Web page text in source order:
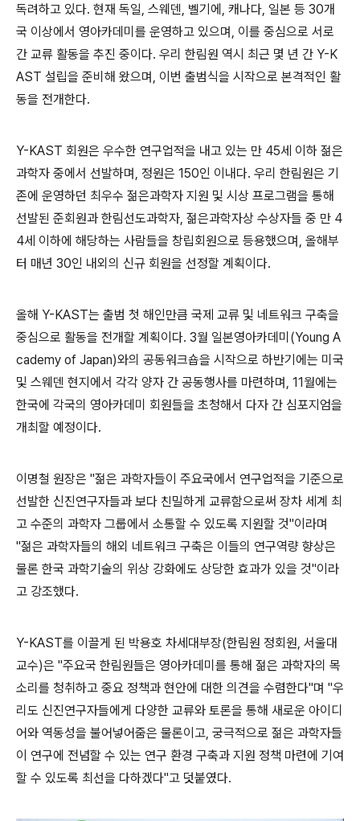
독려하고 있다. 현재 독일, 스웨덴, 벨기에, 캐나다, 일본 등 30개
국 이상에서 영아카데미를 운영하고 있으며, 이를 중심으로 서로
간 교류 활동을 추진 중이다. 우리 한림원 역시 최근 몇 년 간 Y-K
AST 설립을 준비해 왔으며, 이번 출범식을 시작으로 본격적인 활
동을 전개한다.
Y-KAST 회원은 우수한 연구업적을 내고 있는 만 45세 이하 젊은
과학자 중에서 선발하며, 정원은 150인 이내다. 우리 한림원은 기
존에 운영하던 최우수 젊은과학자 지원 및 시상 프로그램을 통해
선발된 준회원과 한림선도과학자, 젊은과학자상 수상자들 중 만 4
4세 이하에 해당하는 사람들을 창립회원으로 등용했으며, 올해부
터 매년 30인 내외의 신규 회원을 선정할 계획이다.
올해 Y-KAST는 출범 첫 해인만큼 국제 교류 및 네트워크 구축을
중심으로 활동을 전개할 계획이다. 3월 일본영아카데미(Young A
cademy of Japan)와의 공동워크숍을 시작으로 하반기에는 미국
및 스웨덴 현지에서 각각 양자 간 공동행사를 마련하며, 11월에는
한국에 각국의 영아카데미 회원들을 초청해서 다자 간 심포지엄을
개최할 예정이다.
이명철 원장은 "젊은 과학자들이 주요국에서 연구업적을 기준으로
선발한 신진연구자들과 보다 친밀하게 교류함으로써 장차 세계 최
고 수준의 과학자 그룹에서 소통할 수 있도록 지원할 것"이라며
"젊은 과학자들의 해외 네트워크 구축은 이들의 연구역량 향상은
물론 한국 과학기술의 위상 강화에도 상당한 효과가 있을 것"이라
고 강조했다.
Y-KAST를 이끌게 된 박용호 차세대부장(한림원 정회원, 서울대
교수)은 "주요국 한림원들은 영아카데미를 통해 젊은 과학자의 목
소리를 청취하고 중요 정책과 현안에 대한 의견을 수렴한다"며 "우
리도 신진연구자들에게 다양한 교류와 토론을 통해 새로운 아이디
어와 역동성을 불어넣어줌은 물론이고, 궁극적으로 젊은 과학자들
이 연구에 전념할 수 있는 연구 환경 구축과 지원 정책 마련에 기여
할 수 있도록 최선을 다하겠다"고 덧붙였다.